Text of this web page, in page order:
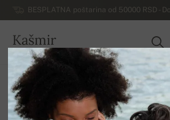
BESPLATNA poštarina od 50000 RSD -
Kašmir
SRBIJA
Početna
Luksuzni ženski džemperi od
Ženski kardigani od kašmira